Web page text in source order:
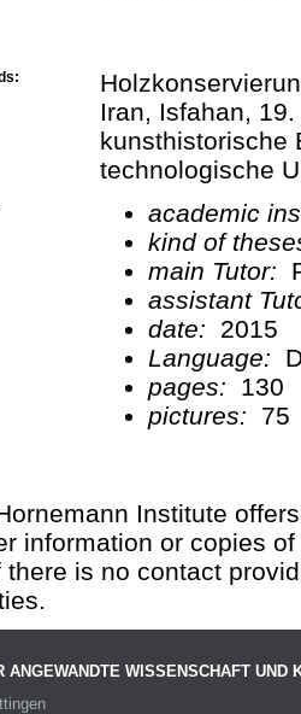
Iran, Isfahan,
kunsthistorische
technologische
academic
kind of
main Tutor:
assistant
date:
2015
Language:
pages:
130
pictures:
75
Institute
information or copies
there is no contact
ANGEWANDTE WISSENSCHAFT UND